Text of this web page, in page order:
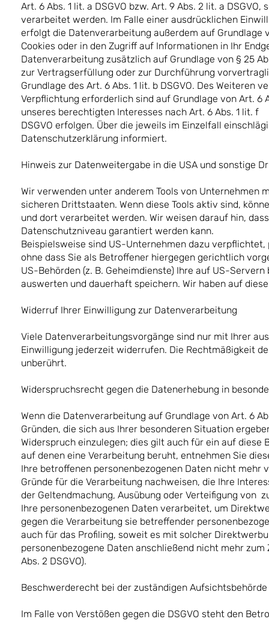
Art. 6 Abs. 1 lit. a DSGVO bzw. Art. 9 Abs. 2 lit. a
verarbeitet werden. Im Falle einer ausdrücklichen
erfolgt die Datenverarbeitung außerdem auf Grundlage
Cookies oder in den Zugriff auf Informationen in Ihr
Datenverarbeitung zusätzlich auf Grundlage von § 25
zur Vertragserfüllung oder zur Durchführung
Grundlage des Art. 6 Abs. 1 lit. b DSGVO. Des
Verpflichtung erforderlich sind auf Grundlage von Art. 6
unseres berechtigten Interesses nach Art. 6 Abs. 1 lit. f
DSGVO erfolgen. Über die jeweils im Einzelfall
Datenschutzerklärung informiert.
Hinweis zur Datenweitergabe in die USA und sonstige
Wir verwenden unter anderem Tools von
sicheren Drittstaaten. Wenn diese Tools aktiv sind,
und dort verarbeitet werden. Wir weisen darauf hin,
Datenschutzniveau garantiert werden kann.
Beispielsweise sind US-Unternehmen dazu
ohne dass Sie als Betroffener hiergegen gerichtlich
US-Behörden (z. B. Geheimdienste) Ihre auf US-
auswerten und dauerhaft speichern. Wir haben auf
Widerruf Ihrer Einwilligung zur Datenverarbeitung
Viele Datenverarbeitungsvorgänge sind nur mit Ihrer
Einwilligung jederzeit widerrufen. Die Rechtmäßigkeit
unberührt.
Widerspruchsrecht gegen die Datenerhebung in
Wenn die Datenverarbeitung auf Grundlage von Art. 6
Gründen, die sich aus Ihrer besonderen Situation
Widerspruch einzulegen; dies gilt auch für ein auf
auf denen eine Verarbeitung beruht, entnehmen Sie
Ihre betroffenen personenbezogenen Daten nicht
Gründe für die Verarbeitung nachweisen, die Ihre
der Geltendmachung, Ausübung oder Verteifigung von
Ihre personenbezogenen Daten verarbeitet, um
gegen die Verarbeitung sie betreffender
auch für das Profiling, soweit es mit solcher
personenbezogene Daten anschließend nicht mehr
Abs. 2 DSGVO).
Beschwerderecht bei der zuständigen Aufsichtsbehörde
Im Falle von Verstößen gegen die DSGVO steht den